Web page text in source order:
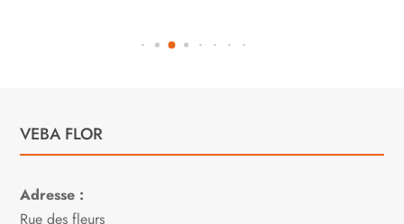
VEBA FLOR
Adresse :
Rue des fleurs